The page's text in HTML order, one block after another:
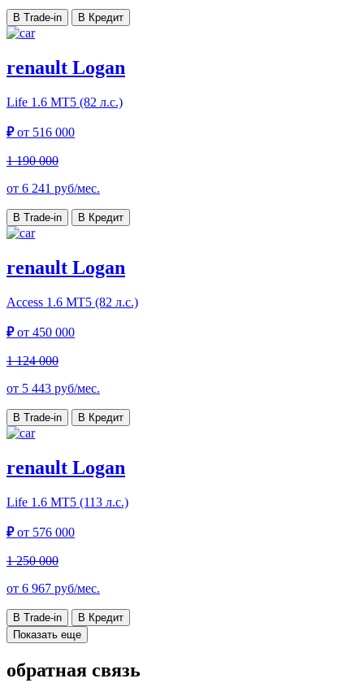
В Trade-in В Кредит
renault Logan
Life 1.6 МТ5 (82 л.с.)
₽от 516 000
1 190 000
от 6 241 руб/мес.
В Trade-in В Кредит
renault Logan
Access 1.6 МТ5 (82 л.с.)
₽от 450 000
1 124 000
от 5 443 руб/мес.
В Trade-in В Кредит
renault Logan
Life 1.6 МТ5 (113 л.с.)
₽от 576 000
1 250 000
от 6 967 руб/мес.
В Trade-in
В Кредит
Показать еще
обратная связь